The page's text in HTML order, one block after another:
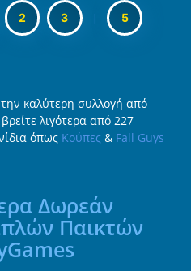
2 3 | 5
καλύτερη συλλογή από
λιγότερα από 227
όπως Κούπες & Fall Guys
Δωρεάν
Παικτών